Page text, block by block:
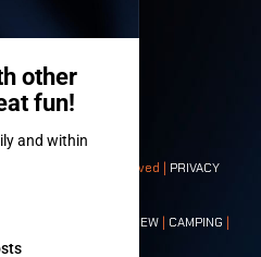
HISTORIEK
– All rights reserved | PRIVACY
CREW | CAMPING |